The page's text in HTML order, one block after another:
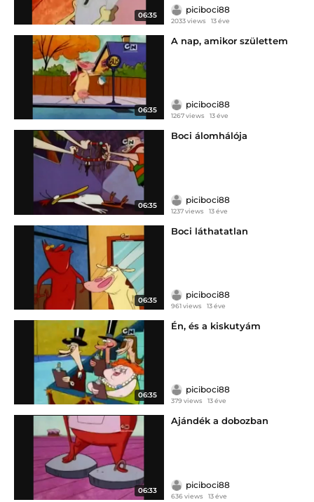
06:35
piciboci88
2033 views 13 éve
06:35
A nap, amikor születtem
piciboci88
1267 views 13 éve
06:35
Boci álomhálója
piciboci88
1237 views 13 éve
06:35
Boci láthatatlan
piciboci88
961 views 13 éve
06:35
Én, és a kiskutyám
piciboci88
379 views 13 éve
06:33
Ajándék a dobozban
piciboci88
636 views 13 éve